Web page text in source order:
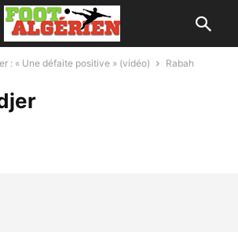
: « Une défaite positive » (vidéo)
Rabah